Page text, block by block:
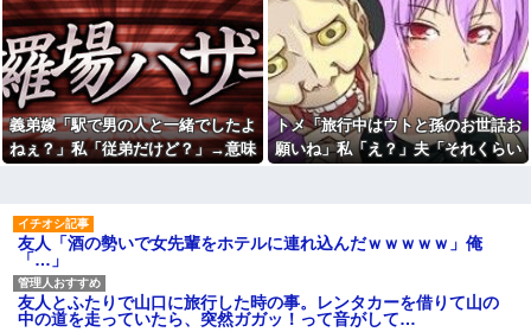
休日に甥っ子をアポなし託児
を押し付けてきた兄嫁！「テレ
ビでも見せといてw」と言うので
『Gガンダム』を一気見させた結
果……甥っ子が重度の中二病...
私「妊娠しました」義兄嫁
「その子は私が育てる！」→義
妹の子を育ててきた私にまさか
の要求をしてきて…
式のマナーなんだっ！！！」→
真相を調べることになり…
26歳で歯医者の彼女が『私は
医者と結婚した方がいいのか
も』と言い出したわ。俺は公務
員で...
【結婚式当日に】義妹の不倫
を暴露した私。でも旦那が援助
したいと言い出して…ｗｗｗ
彼の母親と初めて食事した時
に彼母が「私ちゃんは結婚した
ら仕事辞める予定なんですって
ね」と言ってきた
「今思えばなんであんなに夢
中になったんやろ…」と思うコ
貼っていけｗｗｗｗｗ
い！」と訴えた結果ｗｗｗｗ
33歳くらいから太ったせいか
騒ぎになり…
くと…
義弟嫁「駅で男の人と一緒でしたよ
ねぇ？」私「従弟だけど？」→意味
トメ「旅行中はウトと孫のお世話お
願いね」私「え？」夫「それくらい
友人「酒の勢いで女先輩をホテルに連れ込んだｗｗｗｗｗ」俺
「…」
友人とふたりで山口に旅行した時の事。レンタカーを借りて山の
中の道を走っていたら、突然ガガッ！って音がして…